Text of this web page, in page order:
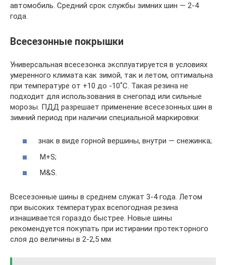
автомобиль. Средний срок службы зимних шин — 2-4
года.
Всесезонные покрышки
Универсальная всесезонка эксплуатируется в условиях
умеренного климата как зимой, так и летом, оптимальна
при температуре от +10 до -10˚C. Такая резина не
подходит для использования в снегопад или сильные
морозы. ПДД разрешает применение всесезонных шин в
зимний период при наличии специальной маркировки:
знак в виде горной вершины, внутри — снежинка;
М+S;
M&S.
Всесезонные шины в среднем служат 3-4 года. Летом
при высоких температурах всепогодная резина
изнашивается гораздо быстрее. Новые шины
рекомендуется покупать при истирании протекторного
слоя до величины в 2-2,5 мм.